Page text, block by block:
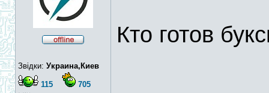
Звідки: Украина,Киев
115
705
Кто готов